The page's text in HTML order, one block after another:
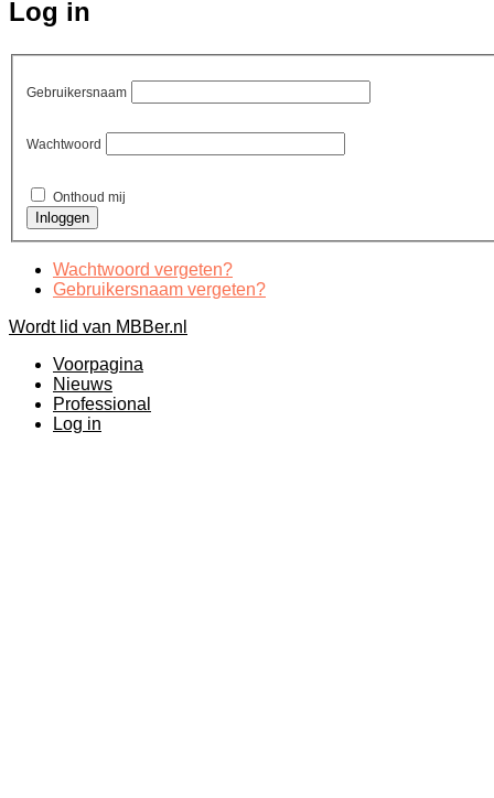
Log in
Gebruikersnaam
Wachtwoord
Onthoud mij
Wachtwoord vergeten?
Gebruikersnaam vergeten?
Wordt lid van MBBer.nl
Voorpagina
Nieuws
Professional
Log in